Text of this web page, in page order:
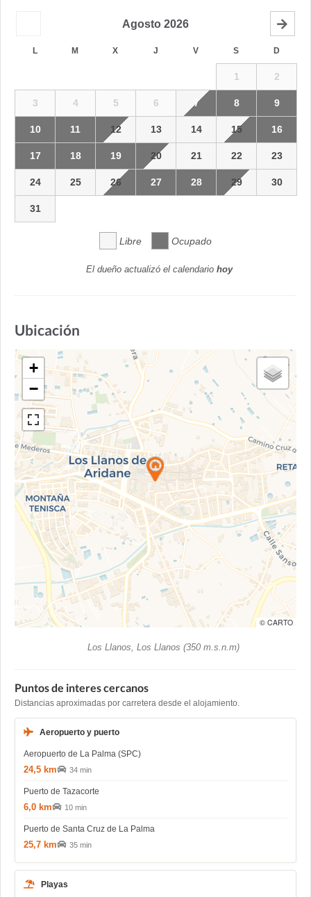
Agosto 2026
L M X J V S D
1 2
3 4 5 6 7 8 9
10 11 12 13 14 15 16
17 18 19 20 21 22 23
24 25 26 27 28 29 30
31
Libre Ocupado
El dueño actualizó el calendario hoy
Ubicación
+
−
© CARTO
Los Llanos, Los Llanos (350 m.s.n.m)
Puntos de interes cercanos
Distancias aproximadas por carretera desde el alojamiento.
Aeropuerto y puerto
Aeropuerto de La Palma (SPC)
24,5 km 34 min
Puerto de Tazacorte
6,0 km 10 min
Puerto de Santa Cruz de La Palma
25,7 km 35 min
Playas